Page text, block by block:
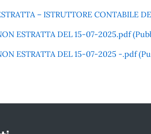
– ISTRUTTORE CONTABILE
ESTRATTA DEL 15-07-2025.pdf
ESTRATTA DEL 15-07-2025 -.pdf